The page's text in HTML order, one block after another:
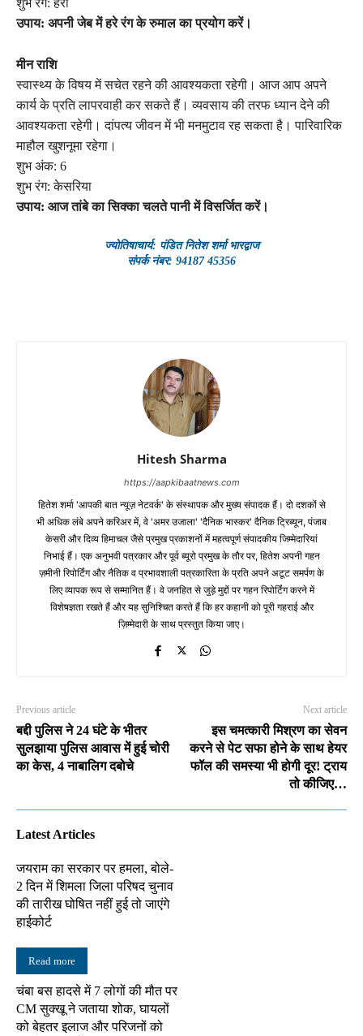
उपाय: अपनी जेब में हरे रंग के रुमाल का प्रयोग करें।
मीन राशि
स्वास्थ्य के विषय में सचेत रहने की आवश्यकता रहेगी। आज आप अपने
कार्य के प्रति लापरवाही कर सकते हैं। व्यवसाय की तरफ ध्यान देने की
आवश्यकता रहेगी। दांपत्य जीवन में भी मनमुटाव रह सकता है। पारिवारिक
माहौल खुशनूमा रहेगा।
शुभ अंक: 6
शुभ रंग: केसरिया
उपाय: आज तांबे का सिक्का चलते पानी में विसर्जित करें।
ज्योतिषाचार्य: पंडित नितेश शर्मा भारद्वाज
संपर्क नंबर: 94187 45356
Hitesh Sharma
https://aapkibaatnews.com
हितेश शर्मा 'आपकी बात न्यूज़ नेटवर्क' के संस्थापक और मुख्य संपादक हैं। दो दशकों से
भी अधिक लंबे अपने करिअर में, वे 'अमर उजाला' 'दैनिक भास्कर' दैनिक ट्रिब्यून, पंजाब
केसरी और दिव्य हिमाचल जैसे प्रमुख प्रकाशनों में महत्वपूर्ण संपादकीय जिम्मेदारियां
निभाई हैं। एक अनुभवी पत्रकार और पूर्व ब्यूरो प्रमुख के तौर पर, हितेश अपनी गहन
ज़मीनी रिपोर्टिंग और नैतिक व प्रभावशाली पत्रकारिता के प्रति अपने अटूट समर्पण के
लिए व्यापक रूप से सम्मानित हैं। वे जनहित से जुड़े मुद्दों पर गहन रिपोर्टिंग करने में
विशेषज्ञता रखते हैं और यह सुनिश्चित करते हैं कि हर कहानी को पूरी गहराई और
ज़िम्मेदारी के साथ प्रस्तुत किया जाए।
Previous article
बद्दी पुलिस ने 24 घंटे के भीतर
सुलझाया पुलिस आवास में हुई चोरी
का केस, 4 नाबालिग दबोचे
Next article
इस चमत्कारी मिश्रण का सेवन
करने से पेट सफा होने के साथ हेयर
फॉल की समस्या भी होगी दूर! ट्राय
तो कीजिए…
Latest Articles
जयराम का सरकार पर हमला, बोले-
2 दिन में शिमला जिला परिषद चुनाव
की तारीख घोषित नहीं हुई तो जाएंगे
हाईकोर्ट
Read more
चंबा बस हादसे में 7 लोगों की मौत पर
CM सुक्खू ने जताया शोक, घायलों
को बेहतर इलाज और परिजनों को